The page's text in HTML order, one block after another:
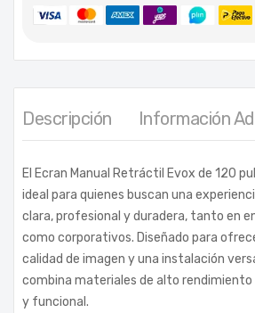
Descripción Información
El Ecran Manual Retráctil Evox de 120
ideal para quienes buscan una
clara, profesional y duradera, tanto en
como corporativos. Diseñado para
calidad de imagen y una instalación
combina materiales de alto rendimiento
y funcional.